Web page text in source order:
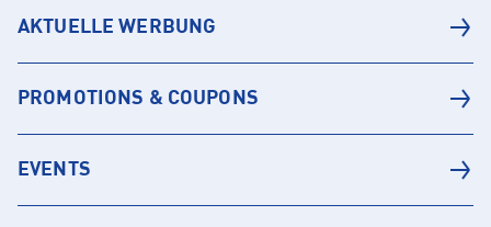
AKTUELLE WERBUNG
PROMOTIONS & COUPONS
EVENTS